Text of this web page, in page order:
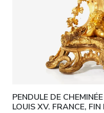
PENDULE DE
LOUIS XV. FRANCE,